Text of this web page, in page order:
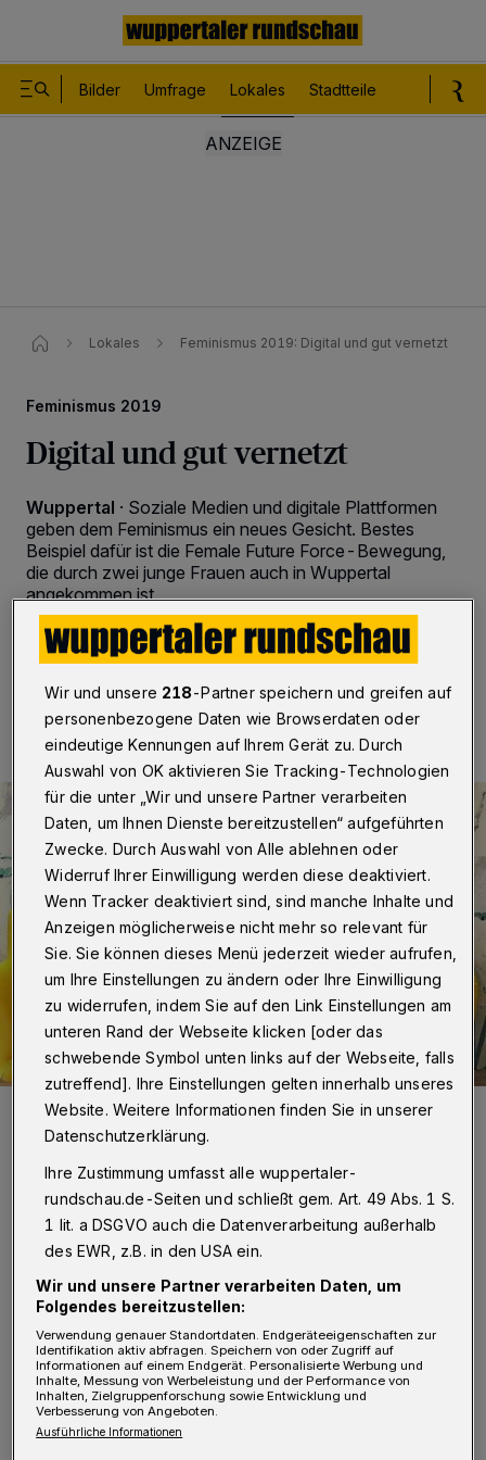
Bilder Umfrage Lokales Stadtteile
Lokales Feminismus 2019: Digital und gut vernetzt
Feminismus 2019
Digital und gut vernetzt
Wuppertal · Soziale Medien und digitale Plattformen
geben dem Feminismus ein neues Gesicht. Bestes
Beispiel dafür ist die Female Future Force-Bewegung,
die durch zwei junge Frauen auch in Wuppertal
angekommen ist.
09.03.2019 , 09:30 Uhr Eine Minute Lesezeit
Miriam Noronha und Annabelle Woltering treiben die „Female Future
Von Hannah Florian
„Female Future Force ist in erster Linie eine
Online Coaching Academy von der Edition F,
einem digitalen Magazin für Frauen, vor fünf
Wir und unsere 218-Partner speichern und greifen auf
personenbezogene Daten wie Browserdaten oder
eindeutige Kennungen auf Ihrem Gerät zu. Durch
Auswahl von OK aktivieren Sie Tracking-Technologien
für die unter „Wir und unsere Partner verarbeiten
Daten, um Ihnen Dienste bereitzustellen“ aufgeführten
Zwecke. Durch Auswahl von Alle ablehnen oder
Widerruf Ihrer Einwilligung werden diese deaktiviert.
Wenn Tracker deaktiviert sind, sind manche Inhalte und
Anzeigen möglicherweise nicht mehr so relevant für
Sie. Sie können dieses Menü jederzeit wieder aufrufen,
um Ihre Einstellungen zu ändern oder Ihre Einwilligung
zu widerrufen, indem Sie auf den Link Einstellungen am
unteren Rand der Webseite klicken [oder das
schwebende Symbol unten links auf der Webseite, falls
zutreffend]. Ihre Einstellungen gelten innerhalb unseres
Website. Weitere Informationen finden Sie in unserer
Datenschutzerklärung.
Ihre Zustimmung umfasst alle wuppertaler-
rundschau.de-Seiten und schließt gem. Art. 49 Abs. 1 S.
1 lit. a DSGVO auch die Datenverarbeitung außerhalb
des EWR, z.B. in den USA ein.
Wir und unsere Partner verarbeiten Daten, um
Folgendes bereitzustellen:
Verwendung genauer Standortdaten. Endgeräteeigenschaften zur
Identifikation aktiv abfragen. Speichern von oder Zugriff auf
Informationen auf einem Endgerät. Personalisierte Werbung und
Inhalte, Messung von Werbeleistung und der Performance von
Inhalten, Zielgruppenforschung sowie Entwicklung und
Verbesserung von Angeboten.
Ausführliche Informationen